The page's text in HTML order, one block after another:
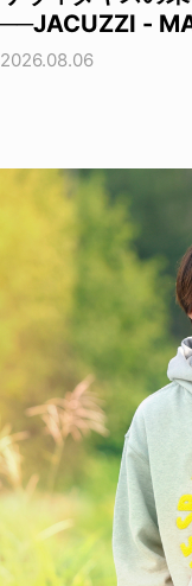
──JACUZZI -
2026.08.06